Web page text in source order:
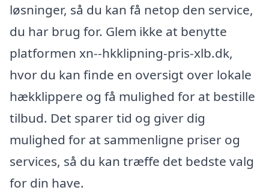
løsninger, så du kan få netop den service,
du har brug for. Glem ikke at benytte
platformen xn--hkklipning-pris-xlb.dk,
hvor du kan finde en oversigt over lokale
hækklippere og få mulighed for at bestille
tilbud. Det sparer tid og giver dig
mulighed for at sammenligne priser og
services, så du kan træffe det bedste valg
for din have.